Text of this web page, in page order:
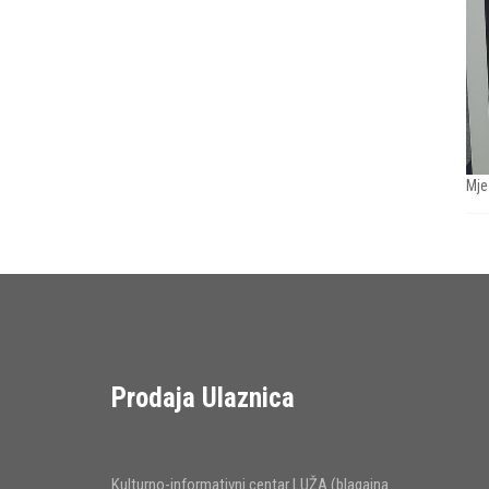
Prodaja Ulaznica
Kulturno-informativni centar LUŽA (blagajna